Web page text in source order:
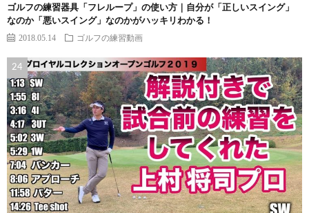
ゴルフの練習器具「フレループ」の使い方｜自分が「正しいスイング」
なのか「悪いスイング」なのかがハッキリわかる！
2018.05.14 ゴルフの練習動画